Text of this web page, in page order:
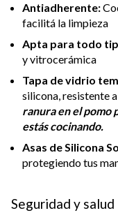
Antiadherente:
facilitá la limpieza
Apta para todo
y vitrocerámica
Tapa de vidrio
silicona, resistente
ranura en el pomo
estás cocinando.
Asas de Silicona
protegiendo tus
Seguridad y salud